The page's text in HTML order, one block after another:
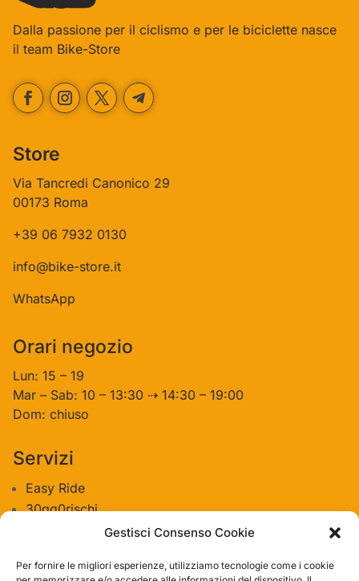
Gestisci Consenso Cookie
Per fornire le migliori esperienze, utilizziamo tecnologie come i cookie
Dalla passione per il ciclismo e per le biciclette nasce
il team Bike-Store
Store
Via Tancredi Canonico 29
00173 Roma
+39 06 7932 0130
info@bike-store.it
WhatsApp
Orari negozio
Lun: 15 – 19
Mar – Sab: 10 – 13:30 ⇢ 14:30 – 19:00
Dom: chiuso
Servizi
Easy Ride
30gg0rischi
Servizi Officina